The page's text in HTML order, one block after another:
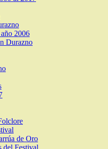
2006
Durazno
de Oro